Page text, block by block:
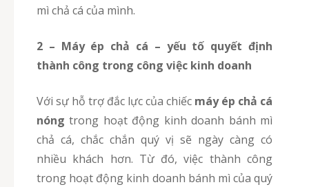
mì chả cá của mình.
2 – Máy ép chả cá – yếu tố quyết định
thành công trong công việc kinh doanh
Với sự hỗ trợ đắc lực của chiếc máy ép chả cá
nóng trong hoạt động kinh doanh bánh mì
chả cá, chắc chắn quý vị sẽ ngày càng có
nhiều khách hơn. Từ đó, việc thành công
trong hoạt động kinh doanh bánh mì của quý